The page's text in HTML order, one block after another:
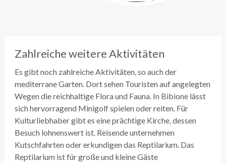
Zahlreiche weitere Aktivitäten
Es gibt noch zahlreiche Aktivitäten, so auch der
mediterrane Garten. Dort sehen Touristen auf angelegten
Wegen die reichhaltige Flora und Fauna. In Bibione lässt
sich hervorragend Minigolf spielen oder reiten. Für
Kulturliebhaber gibt es eine prächtige Kirche, dessen
Besuch lohnenswert ist. Reisende unternehmen
Kutschfahrten oder erkundigen das Reptilarium. Das
Reptilarium ist für große und kleine Gäste